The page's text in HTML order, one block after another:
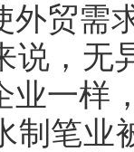
外贸需
说，无
业一样
制笔业